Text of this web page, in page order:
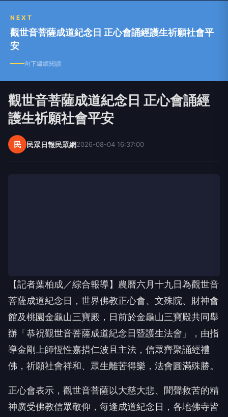
NEXT
觀世音菩薩成道紀念日 正心會誦經護生祈願社會平
安
向下繼續閱讀
觀世音菩薩成道紀念日 正心會誦經
護生祈願社會平安
民 民眾日報民眾網2026-08-04 16:37:00